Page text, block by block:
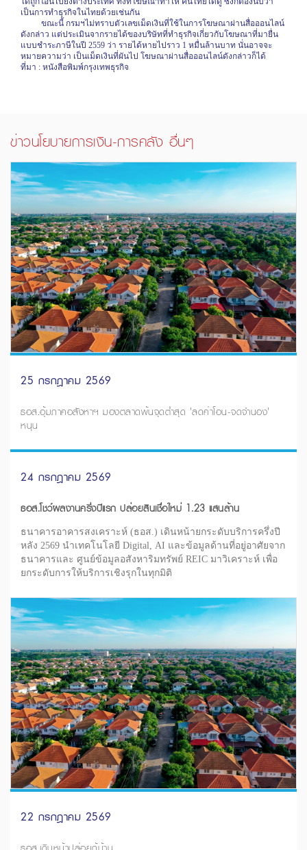
เป็นการทำธุรกิจในไทยด้วยเช่นกัน
ขณะนี้ กรมฯไม่ทราบตัวเลขเม็ดเงินที่ใช้ในการโฆษณาผ่านสื่อออนไลน์
ดังกล่าว แต่ประเมินจากรายได้ของบริษัทที่ทำธุรกิจเกี่ยวกับโฆษณาที่มายื่น
แบบชำระภาษีในปี 2559 ว่า รายได้หายไปราว 1 หมื่นล้านบาท นั่นอาจจะ
หมายความว่า เป็นเม็ดเงินที่ผันไป โฆษณาผ่านสื่อออนไลน์ดังกล่าวก็ได้
ที่มา : หนังสือพิมพ์กรุงเทพธุรกิจ
ข่าวนโยบายการเงิน-การคลัง อื่นๆ
25 กรกฎาคม 2569
ธอส.อุ้มภาคอสังหาฯ มองตลาดพ้นจุดต่ำสุด 'ลดค่าโอน-จดจำนอง'
หนุน
24 กรกฎาคม 2569
ธอส.โชว์ผลงานครึ่งปีแรก ปล่อยสินเชื่อใหม่ 1.23 แสนล้าน
ธนาคารอาคารสงเคราะห์ (ธอส.) เดินหน้ายกระดับบริการครึ่งปี
หลัง 2569 นำเทคโนโลยี Digital, AI และข้อมูลด้านที่อยู่อาศัยจาก
ธนาคารและ ศูนย์ข้อมูลอสังหาริมทรัพย์ REIC มาวิเคราะห์ เพื่อ
ยกระดับการให้บริการเชิงรุกในทุกมิติ
22 กรกฎาคม 2569